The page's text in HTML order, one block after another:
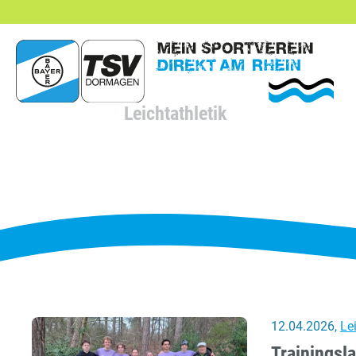
Leichtathletik
12.04.2026,